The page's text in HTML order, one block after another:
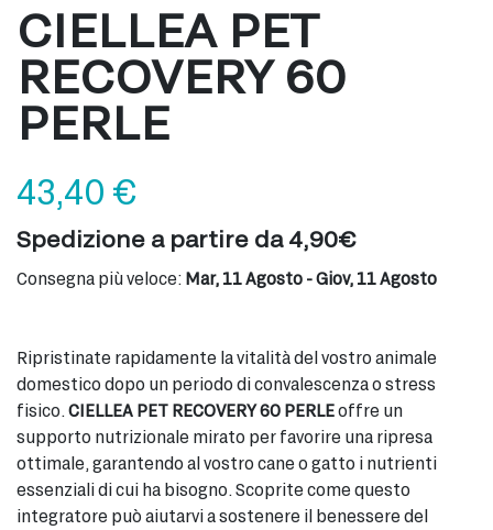
CIELLEA PET
RECOVERY 60
PERLE
43,40 €
Spedizione a partire da 4,90€
Consegna più veloce: Mar, 11 Agosto - Giov, 11 Agosto
Ripristinate rapidamente la vitalità del vostro animale
domestico dopo un periodo di convalescenza o stress
fisico. CIELLEA PET RECOVERY 60 PERLEoffre un
supporto nutrizionale mirato per favorire una ripresa
ottimale, garantendo al vostro cane o gatto i nutrienti
essenziali di cui ha bisogno. Scoprite come questo
integratore può aiutarvi a sostenere il benessere del